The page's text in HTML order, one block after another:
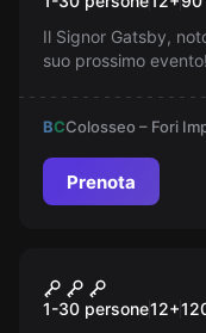
Online
Il Signor Gatsby,
suo prossimo
BCColosseo – Fori
Prenota
Scuola di
1-30 persone12+